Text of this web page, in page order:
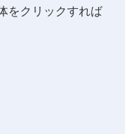
をクリックすれば